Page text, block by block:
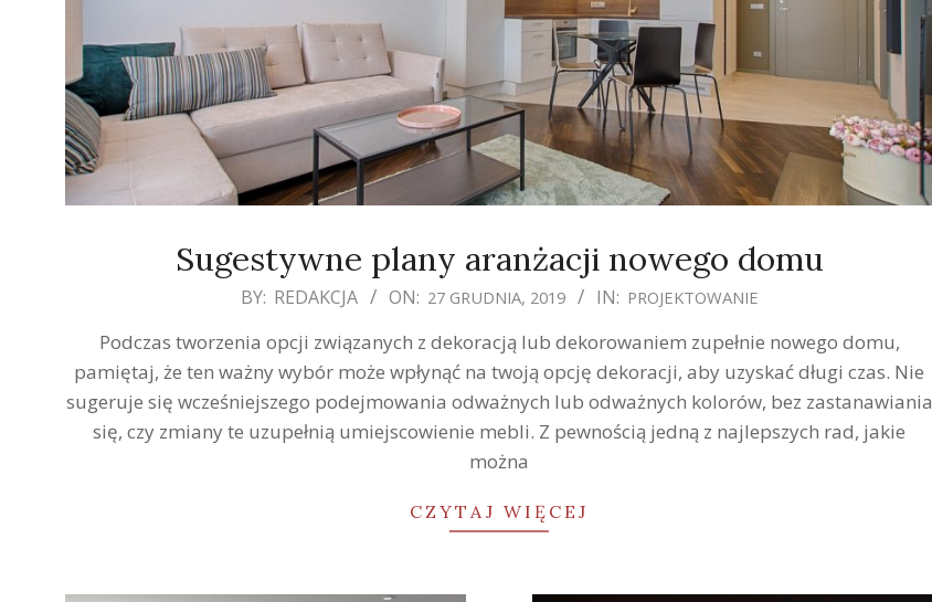
Sugestywne plany aranżacji nowego domu
BY: REDAKCJA ON: 27 GRUDNIA, 2019 IN: PROJEKTOWANIE
Podczas tworzenia opcji związanych z dekoracją lub dekorowaniem zupełnie nowego domu,
pamiętaj, że ten ważny wybór może wpłynąć na twoją opcję dekoracji, aby uzyskać długi czas. Nie
sugeruje się wcześniejszego podejmowania odważnych lub odważnych kolorów, bez zastanawiania
się, czy zmiany te uzupełnią umiejscowienie mebli. Z pewnością jedną z najlepszych rad, jakie
można
CZYTAJ WIĘCEJ